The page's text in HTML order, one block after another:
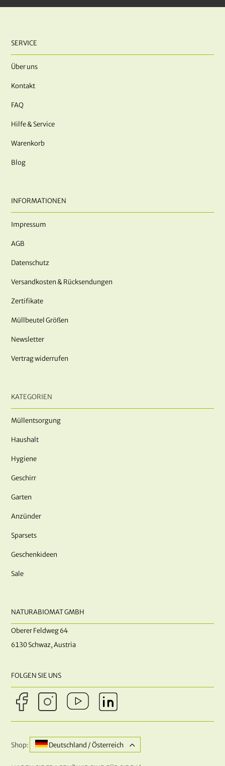
SERVICE
Über uns
Kontakt
FAQ
Hilfe & Service
Warenkorb
Blog
INFORMATIONEN
Impressum
AGB
Datenschutz
Versandkosten & Rücksendungen
Zertifikate
Müllbeutel Größen
Newsletter
Vertrag widerrufen
KATEGORIEN
Müllentsorgung
Haushalt
Hygiene
Geschirr
Garten
Anzünder
Sparsets
Geschenkideen
Sale
NATURABIOMAT GMBH
Oberer Feldweg 64
6130 Schwaz, Austria
FOLGEN SIE UNS
Shop: Deutschland / Österreich